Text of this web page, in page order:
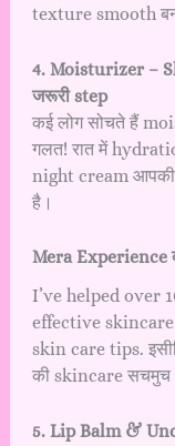
texture smooth
4. Moisturizer –
जरूरी step
कई लोग सोचते हैं
गलत! रात में
night cream
है।
Mera Experience
I’ve helped over
effective
skin care tips.
की skincare सचमुच
5. Lip Balm &